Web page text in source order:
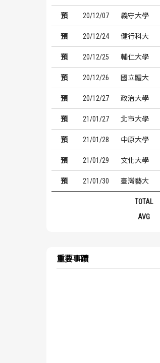
預 20/12/07 義守大學
預 20/12/24 健行科大
預 20/12/25 輔仁大學
預 20/12/26 國立體大
預 20/12/27 政治大學
預 21/01/27 北市大學
預 21/01/28 中原大學
預 21/01/29 文化大學
預 21/01/30 臺灣藝大
TOTAL
AVG
重要事蹟